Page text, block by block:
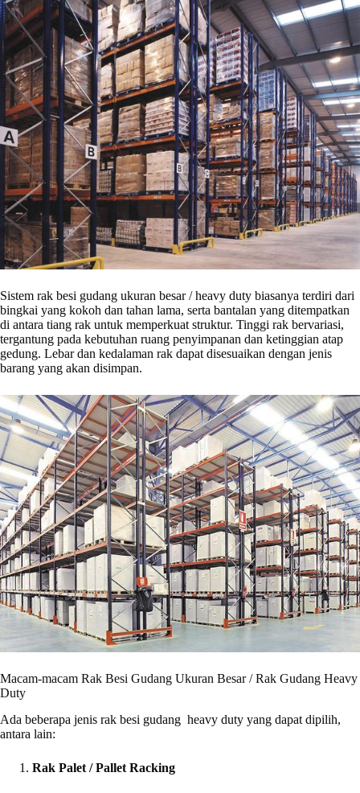
Sistem rak besi gudang ukuran besar / heavy duty biasanya terdiri dari
bingkai yang kokoh dan tahan lama, serta bantalan yang ditempatkan
di antara tiang rak untuk memperkuat struktur. Tinggi rak bervariasi,
tergantung pada kebutuhan ruang penyimpanan dan ketinggian atap
gedung. Lebar dan kedalaman rak dapat disesuaikan dengan jenis
barang yang akan disimpan.
Macam-macam Rak Besi Gudang Ukuran Besar / Rak Gudang Heavy
Duty
Ada beberapa jenis rak besi gudang heavy duty yang dapat dipilih,
antara lain:
Rak Palet / Pallet Racking